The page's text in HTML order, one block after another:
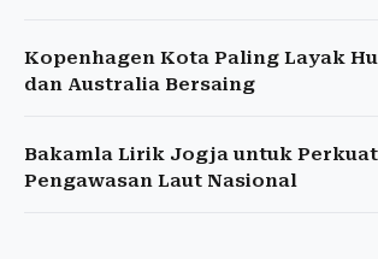
Kopenhagen Kota Paling Layak
dan Australia Bersaing
Bakamla Lirik Jogja untuk
Pengawasan Laut Nasional